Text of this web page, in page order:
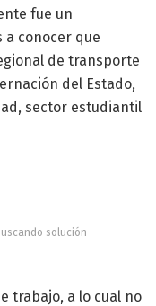
fue un
conocer que
de transporte
del Estado,
sector estudiantil
solución
trabajo, a lo cual no